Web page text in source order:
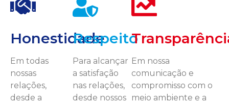
Honestidade
Em todas
nossas
relações,
desde a
Respeito
Para alcançar
a satisfação
nas relações,
desde nossos
Em nossa
comunicação e
compromisso com o
meio ambiente e a